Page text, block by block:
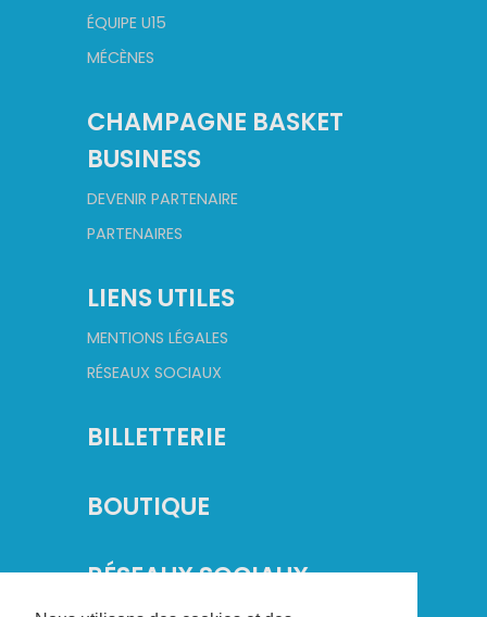
ÉQUIPE U15
MÉCÈNES
CHAMPAGNE BASKET
BUSINESS
DEVENIR PARTENAIRE
PARTENAIRES
LIENS UTILES
MENTIONS LÉGALES
RÉSEAUX SOCIAUX
BILLETTERIE
BOUTIQUE
RÉSEAUX SOCIAUX